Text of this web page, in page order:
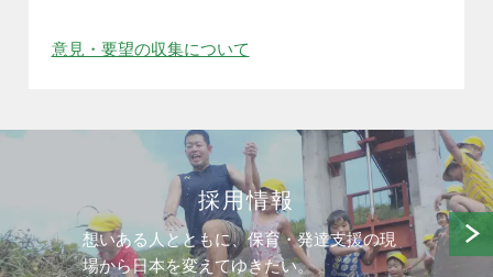
意見・要望の収集について
採用情報
想いある人とともに、保育・発達支援の現
場から日本を変えてゆきたい。